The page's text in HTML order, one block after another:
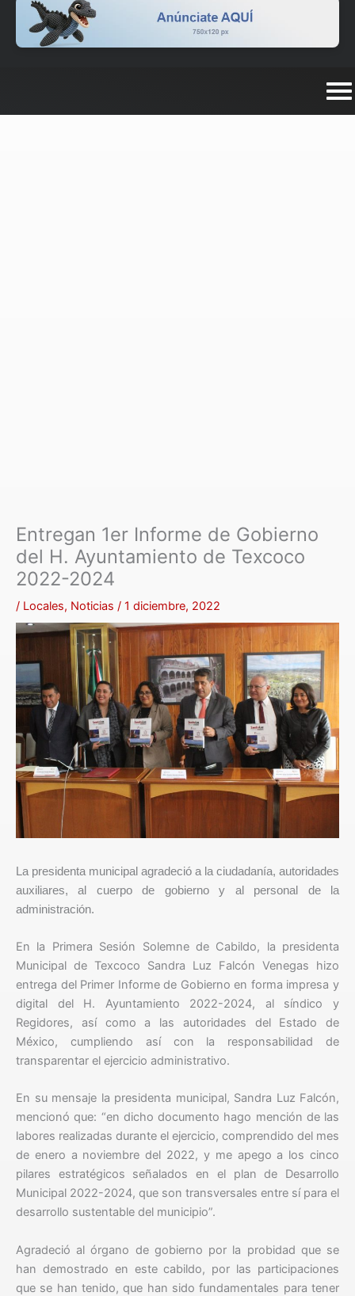
Entregan 1er Informe de Gobierno
del H. Ayuntamiento de Texcoco
2022-2024
/ Locales, Noticias / 1 diciembre, 2022
La presidenta municipal agradeció a la ciudadanía, autoridades
auxiliares, al cuerpo de gobierno y al personal de la
administración.
En la Primera Sesión Solemne de Cabildo, la presidenta
Municipal de Texcoco Sandra Luz Falcón Venegas hizo
entrega del Primer Informe de Gobierno en forma impresa y
digital del H. Ayuntamiento 2022-2024, al síndico y
Regidores, así como a las autoridades del Estado de
México, cumpliendo así con la responsabilidad de
transparentar el ejercicio administrativo.
En su mensaje la presidenta municipal, Sandra Luz Falcón,
mencionó que: “en dicho documento hago mención de las
labores realizadas durante el ejercicio, comprendido del mes
de enero a noviembre del 2022, y me apego a los cinco
pilares estratégicos señalados en el plan de Desarrollo
Municipal 2022-2024, que son transversales entre sí para el
desarrollo sustentable del municipio”.
Agradeció al órgano de gobierno por la probidad que se
han demostrado en este cabildo, por las participaciones
que se han tenido, que han sido fundamentales para tener